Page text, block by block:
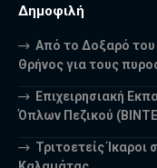
Δημοφιλή
Από το Δοξαρό του
Θρήνος για τους
Επιχειρησιακή
Όπλων Πεζικού
Τριτοετείς